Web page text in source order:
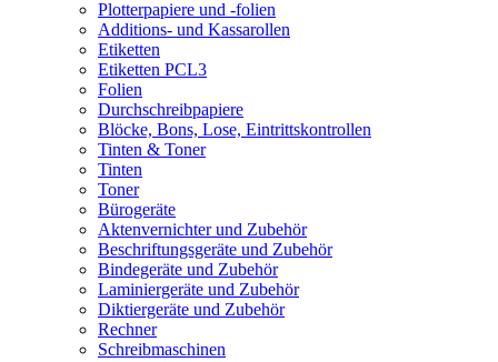
Plotterpapiere und -folien
Additions- und Kassarollen
Etiketten
Etiketten PCL3
Folien
Durchschreibpapiere
Blöcke, Bons, Lose, Eintrittskontrollen
Tinten & Toner
Tinten
Toner
Bürogeräte
Aktenvernichter und Zubehör
Beschriftungsgeräte und Zubehör
Bindegeräte und Zubehör
Laminiergeräte und Zubehör
Diktiergeräte und Zubehör
Rechner
Schreibmaschinen